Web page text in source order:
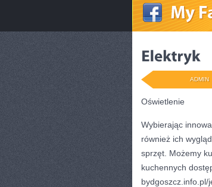
ADMIN
Oświetlenie
Wybierając
również ich
sprzęt. Możemy
kuchennych
bydgoszcz.info.pl/